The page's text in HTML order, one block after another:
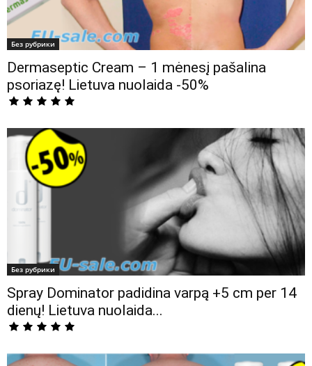
Без рубрики
Dermaseptic Cream – 1 mėnesį pašalina
psoriazę! Lietuva nuolaida -50%
Без рубрики
Spray Dominator padidina varpą +5 cm per 14
dienų! Lietuva nuolaida...